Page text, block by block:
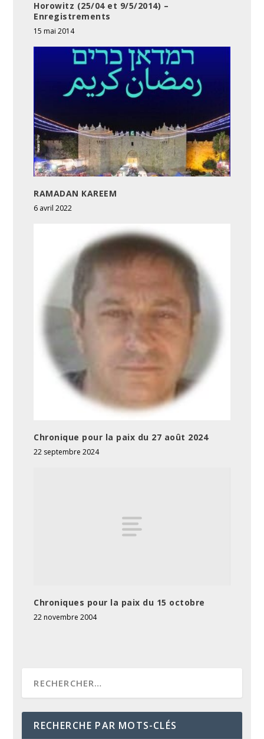
Horowitz (25/04 et 9/5/2014) –
Enregistrements
15 mai 2014
RAMADAN KAREEM
6 avril 2022
Chronique pour la paix du 27 août 2024
22 septembre 2024
Chroniques pour la paix du 15 octobre
22 novembre 2004
RECHERCHE PAR MOTS-CLÉS